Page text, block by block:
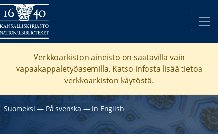
Verkkoarkiston aineisto on saatavilla vain
vapaakappaletyöasemilla. Katso infosta lisää tietoa
verkkoarkiston käytöstä.
Suomeksi ― På svenska ― In English